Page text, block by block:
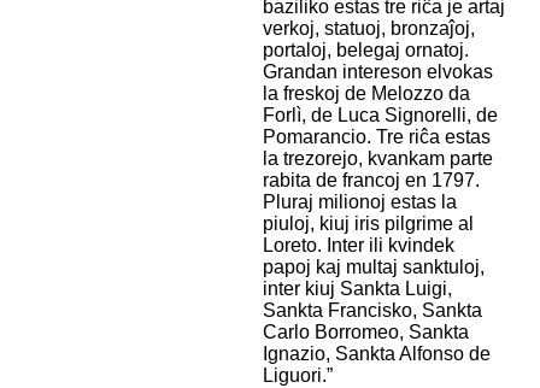
baziliko estas tre riĉa je artaj
verkoj, statuoj, bronzaĵoj,
portaloj, belegaj ornatoj.
Grandan intereson elvokas
la freskoj de Melozzo da
Forlì, de Luca Signorelli, de
Pomarancio. Tre riĉa estas
la trezorejo, kvankam parte
rabita de francoj en 1797.
Pluraj milionoj estas la
piuloj, kiuj iris pilgrime al
Loreto. Inter ili kvindek
papoj kaj multaj sanktuloj,
inter kiuj Sankta Luigi,
Sankta Francisko, Sankta
Carlo Borromeo, Sankta
Ignazio, Sankta Alfonso de
Liguori.”